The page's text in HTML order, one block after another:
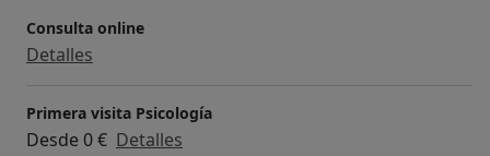
Consulta online
Detalles
Primera visita Psicología
Desde 0 € Detalles